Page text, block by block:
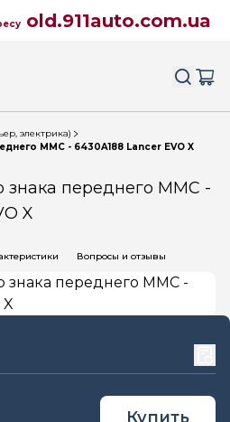
old.911auto.com.ua
электрика)
MMC - 6430A188 Lancer EVO X
переднего MMC -
X
Вопросы и отзывы
Купить